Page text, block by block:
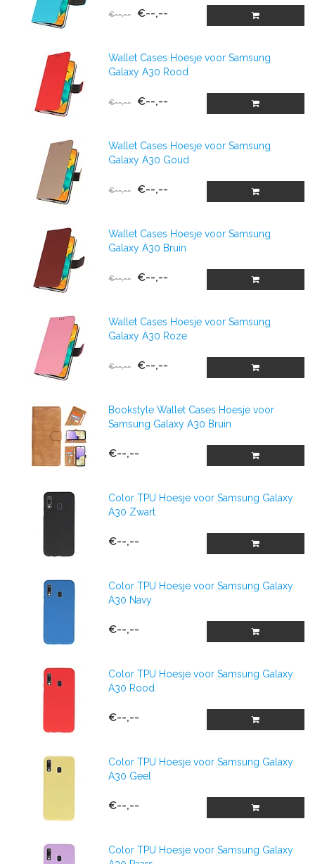
€--,-- €--,--
Wallet Cases Hoesje voor Samsung
Galaxy A30 Rood
€--,-- €--,--
Wallet Cases Hoesje voor Samsung
Galaxy A30 Goud
€--,-- €--,--
Wallet Cases Hoesje voor Samsung
Galaxy A30 Bruin
€--,-- €--,--
Wallet Cases Hoesje voor Samsung
Galaxy A30 Roze
€--,-- €--,--
Bookstyle Wallet Cases Hoesje voor
Samsung Galaxy A30 Bruin
€--,--
Color TPU Hoesje voor Samsung Galaxy
A30 Zwart
€--,--
Color TPU Hoesje voor Samsung Galaxy
A30 Navy
€--,--
Color TPU Hoesje voor Samsung Galaxy
A30 Rood
€--,--
Color TPU Hoesje voor Samsung Galaxy
A30 Geel
€--,--
Color TPU Hoesje voor Samsung Galaxy